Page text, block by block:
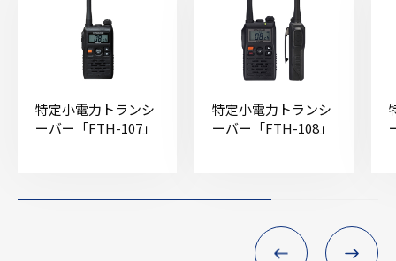
特定小電力トランシ
ーバー「FTH-107」
特定小電力トランシ
ーバー「FTH-108」